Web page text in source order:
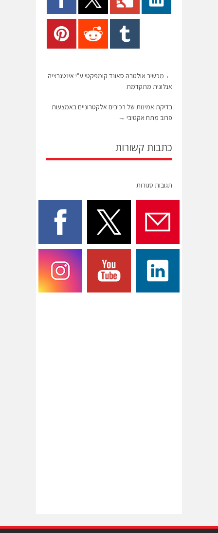
← מכשיר אולטרה סאונד קומפקטי ע"י אינטגרציה
אנלוגית מתקדמת
בדיקת אמינות של רכיבים אלקטרוניים באמצעות
פרוב מתח אקטיבי →
כתבות קשורות
תגובות סגורות